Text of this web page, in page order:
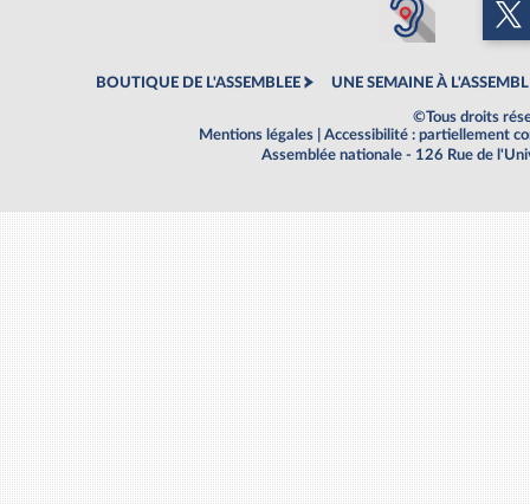
BOUTIQUE DE L'ASSEMBLEE UNE SEMAINE À
©Tous droits
Mentions légales
Accessibilité : partiellement
Assemblée nationale - 126 Rue de